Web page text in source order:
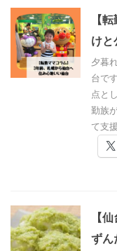
【
けと
夕暮
台で
点と
勤族
て支
【
ずん